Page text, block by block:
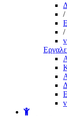
/
/